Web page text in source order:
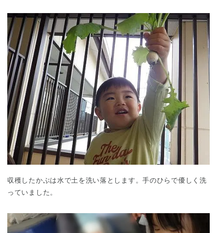
収穫したかぶは水で土を洗い落とします。手のひらで優しく洗
っていました。